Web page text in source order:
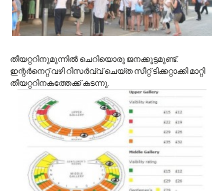
തീയറ്ററിനുമുന്നില്‍ ചെറിയൊരു ജനക്കൂട്ടമുണ്ട്.
ഇന്റര്‍നെറ്റ് വഴി റിസര്‍വ്വ് ചെയ്ത സീറ്റ് ടിക്കറ്റാക്കി മാറ്റി
തീയറ്ററിനകത്തേക്ക് കടന്നു.